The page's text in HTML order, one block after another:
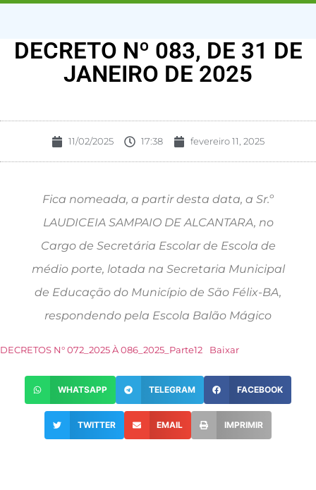
DECRETO Nº 083, DE 31 DE
JANEIRO DE 2025
11/02/2025 17:38 fevereiro 11, 2025
Fica nomeada, a partir desta data, a Sr.º
LAUDICEIA SAMPAIO DE ALCANTARA, no
Cargo de Secretária Escolar de Escola de
médio porte, lotada na Secretaria Municipal
de Educação do Município de São Félix-BA,
respondendo pela Escola Balão Mágico
DECRETOS N° 072_2025 À 086_2025_Parte12 Baixar
WHATSAPP TELEGRAM FACEBOOK
TWITTER EMAIL IMPRIMIR